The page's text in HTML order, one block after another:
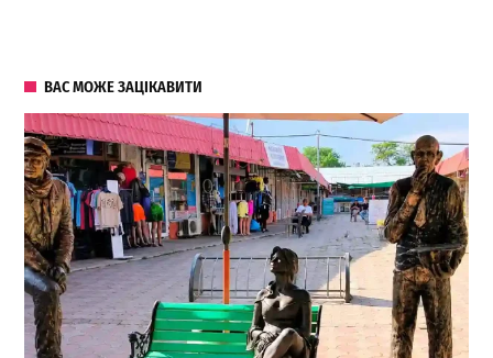
ВАС МОЖЕ ЗАЦІКАВИТИ